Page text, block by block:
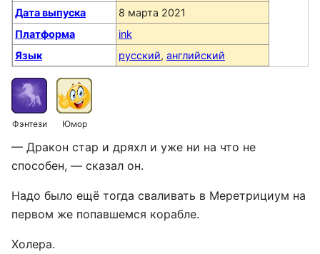
Дата выпуска
8 марта 2021
Платформа
ink
Язык
русский, английский
Фэнтези Юмор
— Дракон стар и дряхл и уже ни на что не
способен, — сказал он.
Надо было ещё тогда сваливать в Меретрициум на
первом же попавшемся корабле.
Холера.